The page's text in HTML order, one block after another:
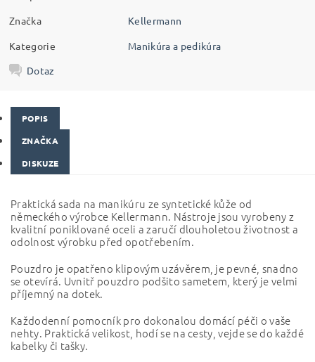
Značka
Kellermann
Kategorie
Manikúra a pedikúra
Dotaz
POPIS
ZNAČKA
DISKUZE
Praktická sada na manikúru ze syntetické kůže od
německého výrobce Kellermann. Nástroje jsouvyrobeny z
kvalitní poniklované oceli a zaručí dlouholetou životnost a
odolnost výrobku před opotřebením.
Pouzdro je opatřeno klipovým uzávěrem, je pevné, snadno
se otevírá. Uvnitř pouzdro podšito sametem, který je velmi
příjemný na dotek.
Každodenní pomocník pro dokonalou domácí péči o vaše
nehty. Praktická velikost, hodí se na cesty,vejde se do každé
kabelky či tašky.